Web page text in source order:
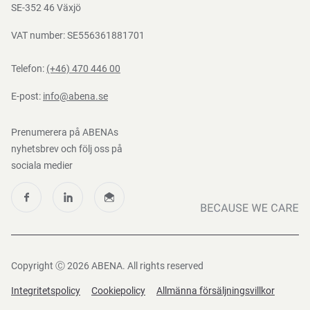
SE-352 46 Växjö
VAT number: SE556361881701
Telefon: (+46) 470 446 00
E-post: info@abena.se
Prenumerera på ABENAs
nyhetsbrev och följ oss på
sociala medier
Copyright Ⓒ 2026 ABENA. All rights reserved
Integritetspolicy Cookiepolicy Allmänna försäljningsvillkor